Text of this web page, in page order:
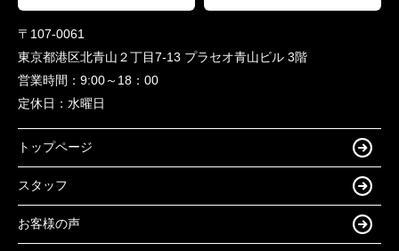
〒107-0061
東京都港区北青山２丁目7-13 プラセオ青山ビル 3階
営業時間： 9:00～18：00
定休日： 水曜日
トップページ
スタッフ
お客様の声